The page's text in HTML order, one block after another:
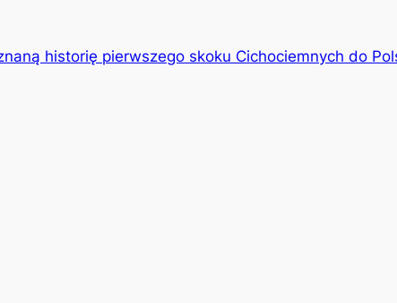
historię pierwszego skoku Cichociemnych do